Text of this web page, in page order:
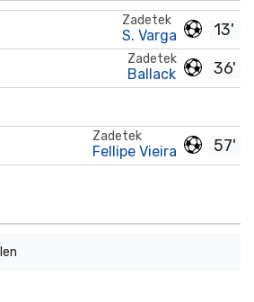
13'
Zadetek
S. Varga
36'
Zadetek
Ballack
57'
Zadetek
Fellipe Vieira